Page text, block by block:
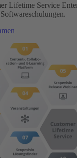
Lifetime Service